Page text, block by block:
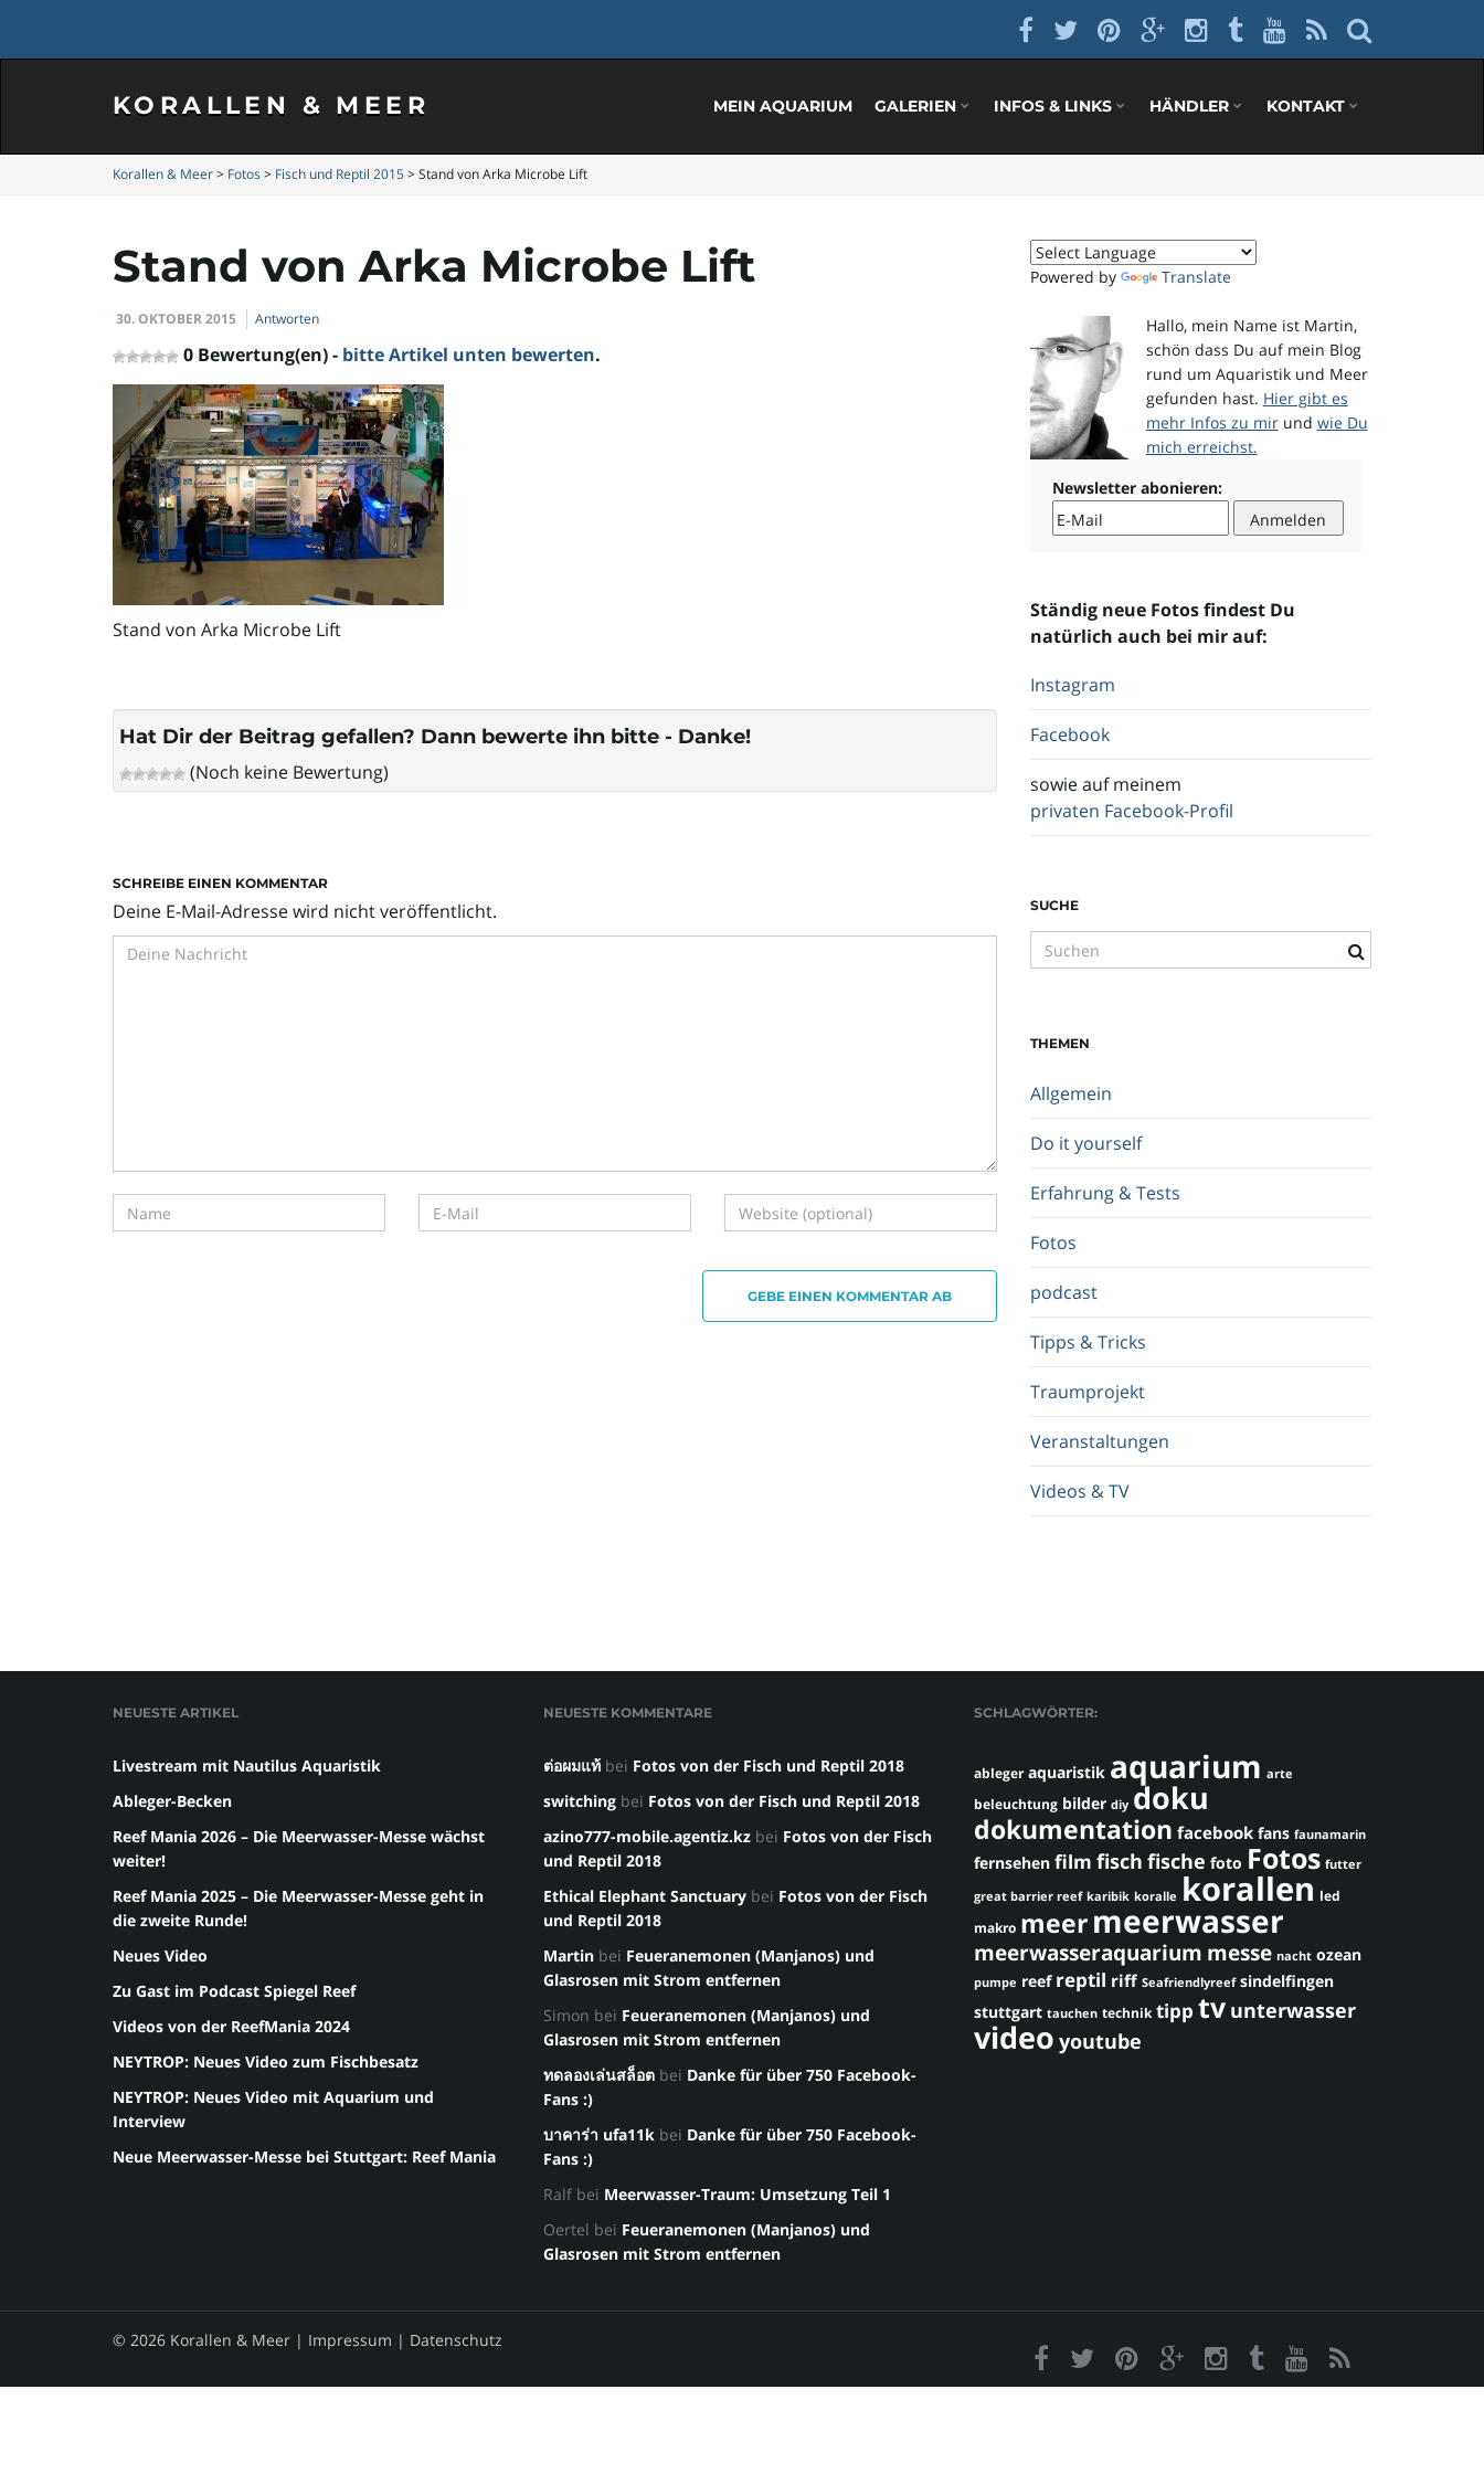
KORALLEN & MEER MEIN AQUARIUM GALERIEN INFOS & LINKS HÄNDLER KONTAKT
Korallen & Meer> Fotos > Fisch und Reptil 2015>Stand von Arka Microbe Lift
Stand von Arka Microbe Lift
30. OKTOBER 2015 Antworten
0 Bewertung(en) - bitte Artikel unten bewerten.
Stand von Arka Microbe Lift
Hat Dir der Beitrag gefallen? Dann bewerte ihn bitte - Danke!
(Noch keine Bewertung)
SCHREIBE EINEN KOMMENTAR
Deine E-Mail-Adresse wird nicht veröffentlicht.
GEBE EINEN KOMMENTAR AB
Powered by Translate
Hallo, mein Name ist Martin,
schön dass Du auf mein Blog
rund um Aquaristik und Meer
gefunden hast. Hier gibt es
mehr Infos zu mirund wie Du
mich erreichst.
Newsletter abonieren:
Ständig neue Fotos findest Du
natürlich auch bei mir auf:
Instagram
Facebook
sowie auf meinem
privaten Facebook-Profil
SUCHE
u
b
g
i
f
.
.
.
THEMEN
Allgemein
Do it yourself
Erfahrung & Tests
Fotos
podcast
Tipps & Tricks
Traumprojekt
Veranstaltungen
Videos & TV
NEUESTE ARTIKEL
Livestream mit Nautilus Aquaristik
Ableger-Becken
Reef Mania 2026 – Die Meerwasser-Messe wächst
weiter!
Reef Mania 2025 – Die Meerwasser-Messe geht in
die zweite Runde!
Neues Video
Zu Gast im Podcast Spiegel Reef
Videos von der ReefMania 2024
NEYTROP: Neues Video zum Fischbesatz
NEYTROP: Neues Video mit Aquarium und
Interview
Neue Meerwasser-Messe bei Stuttgart: Reef Mania
NEUESTE KOMMENTARE
ต่อผมแท้ bei Fotos von der Fisch und Reptil 2018
switching bei Fotos von der Fisch und Reptil 2018
azino777-mobile.agentiz.kz bei Fotos von der Fisch
und Reptil 2018
Ethical Elephant Sanctuary bei Fotos von der Fisch
und Reptil 2018
Martin bei Feueranemonen (Manjanos) und
Glasrosen mit Strom entfernen
Simon bei Feueranemonen (Manjanos) und
Glasrosen mit Strom entfernen
ทดลองเล่นสล็อต bei Danke für über 750 Facebook-
Fans :)
บาคาร่า ufa11k bei Danke für über 750 Facebook-
Fans :)
Ralf bei Meerwasser-Traum: Umsetzung Teil 1
Oertel bei Feueranemonen (Manjanos) und
Glasrosen mit Strom entfernen
SCHLAGWÖRTER:
ableger aquaristik aquarium arte
beleuchtung bilder diy doku
dokumentation facebook fans faunamarin
fernsehen film fisch fische foto Fotos futter
great barrier reef karibik koralle korallen led
makro meermeerwasser
meerwasseraquarium messe nacht ozean
pumpe reef reptil riff Seafriendlyreef sindelfingen
stuttgart tauchen technik tipp tv unterwasser
video youtube
© 2026 Korallen & Meer | Impressum | Datenschutz